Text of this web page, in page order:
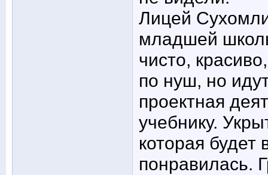
Лицей
младшей
чисто,
по нуш, но
проектная
учебнику.
которая будет
понравилась.